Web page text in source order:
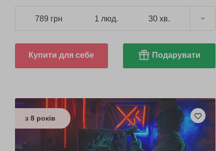
789 грн 1 люд. 30 хв.
Купити для себе Подарувати
з 8 років